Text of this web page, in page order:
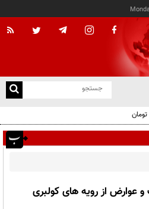
و عوارض از رویه های کولبری